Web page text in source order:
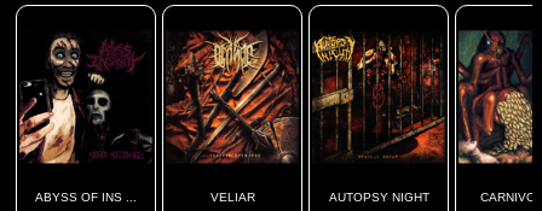
ABYSS OF INS ...
VELIAR
AUTOPSY NIGHT